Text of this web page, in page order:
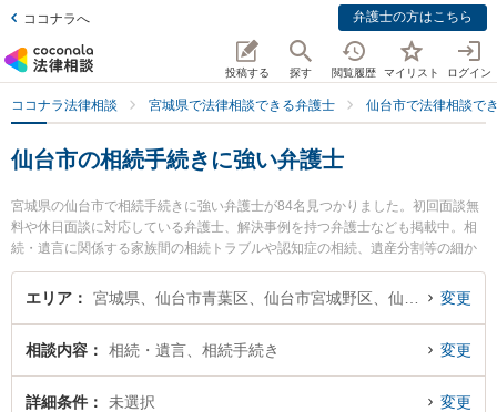
ココナラへ 弁護士の方はこちら
投稿する 探す 閲覧履歴 マイリスト ログイン
ココナラ法律相談 宮城県で法律相談できる弁護士 仙台市で法律相談で
仙台市の相続手続きに強い弁護士
宮城県の仙台市で相続手続きに強い弁護士が84名見つかりました。初回面談無
料や休日面談に対応している弁護士、解決事例を持つ弁護士なども掲載中。相
続・遺言に関係する家族間の相続トラブルや認知症の相続、遺産分割等の細か
な分野での絞り込み検索もでき便利です。特に品川直人法律事務所の品川 直人
弁護士やアトム仙台法律事務所の熊岡 英明弁護士、法律事務所絆の森本 裕己弁
い』『相続手続きのトラブル解決の実績豊富な近くの弁護士を検索したい』
『初回相談無料で相続手続きを法律相談できる仙台市内の弁護士に相談予約し
たい』などでお困りの相談者さんにおすすめです。
エリア 変更
相談内容 相続・遺言、相続手続き 変更
詳細条件 未選択 変更